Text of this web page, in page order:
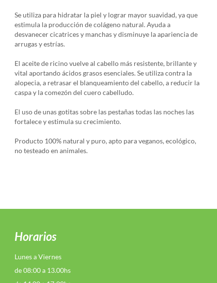
Se utiliza para hidratar la piel y lograr mayor suavidad, ya que
estimula la producción de colágeno natural. Ayuda a
desvanecer cicatrices y manchas y disminuye la apariencia de
arrugas y estrías.
El aceite de ricino vuelve al cabello más resistente, brillante y
vital aportando ácidos grasos esenciales. Se utiliza contra la
alopecia, a retrasar el blanqueamiento del cabello, a reducir la
caspa y la comezón del cuero cabelludo.
El uso de unas gotitas sobre las pestañas todas las noches las
fortalece y estimula su crecimiento.
Producto 100% natural y puro, apto para veganos, ecológico,
no testeado en animales.
Horarios
Lunes a Viernes
de 08:00 a 13.00hs